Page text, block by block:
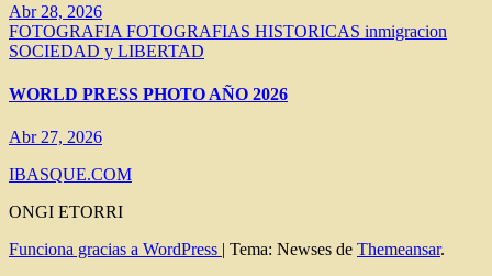
Abr 28, 2026
FOTOGRAFIA FOTOGRAFIAS HISTORICAS inmigracion
SOCIEDAD y LIBERTAD
WORLD PRESS PHOTO AÑO 2026
Abr 27, 2026
IBASQUE.COM
ONGI ETORRI
Funciona gracias a WordPress | Tema: Newses de Themeansar.